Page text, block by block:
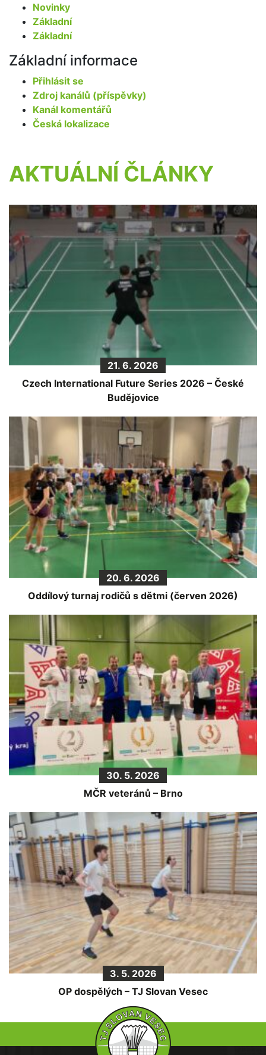
Novinky
Základní
Základní
Základní informace
Přihlásit se
Zdroj kanálů (příspěvky)
Kanál komentářů
Česká lokalizace
AKTUÁLNÍ ČLÁNKY
21. 6. 2026
Czech International Future Series 2026 – České
Budějovice
20. 6. 2026
Oddílový turnaj rodičů s dětmi (červen 2026)
30. 5. 2026
MČR veteránů – Brno
3. 5. 2026
OP dospělých – TJ Slovan Vesec